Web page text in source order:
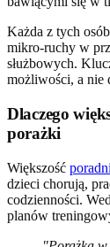
Każda z tych
mikro-ruchy w
służbowych.
możliwości, a nie
Dlaczego
porażki
Większość
dzieci chorują,
codzienności.
planów